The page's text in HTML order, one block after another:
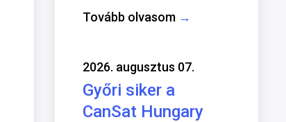
Tovább olvasom →
2026. augusztus 07.
Győri siker a
CanSat Hungary